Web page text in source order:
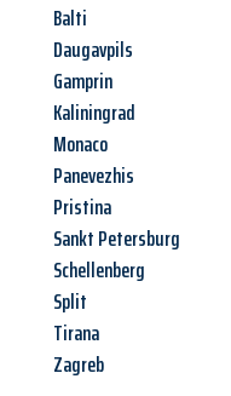
Balti
Daugavpils
Gamprin
Kaliningrad
Monaco
Panevezhis
Pristina
Sankt Petersburg
Schellenberg
Split
Tirana
Zagreb